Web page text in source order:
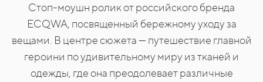
Cтоп-моушн ролик от российского бренда
ECQWA, посвященный бережному уходу за
вещами. В центре сюжета — путешествие главной
героини по удивительному миру из тканей и
одежды, где она преодолевает различные